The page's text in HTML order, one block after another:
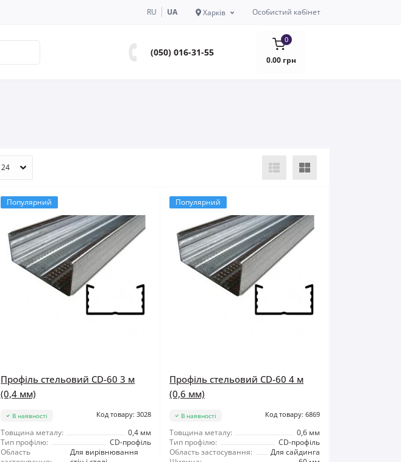
RU UA Харків Особистий кабінет
(050) 016-31-55
0
0.00 грн
Популярний
Профіль стельовий CD-60 3 м
(0,4 мм)
В наявності Код товару: 3028
Товщина металу:
0,4 мм
Тип профілю:
CD-профіль
Область
Для вирівнювання
Популярний
Профіль стельовий CD-60 4 м
(0,6 мм)
В наявності Код товару: 6869
Товщина металу:
0,6 мм
Тип профілю:
CD-профіль
Область застосування:
Для сайдинга